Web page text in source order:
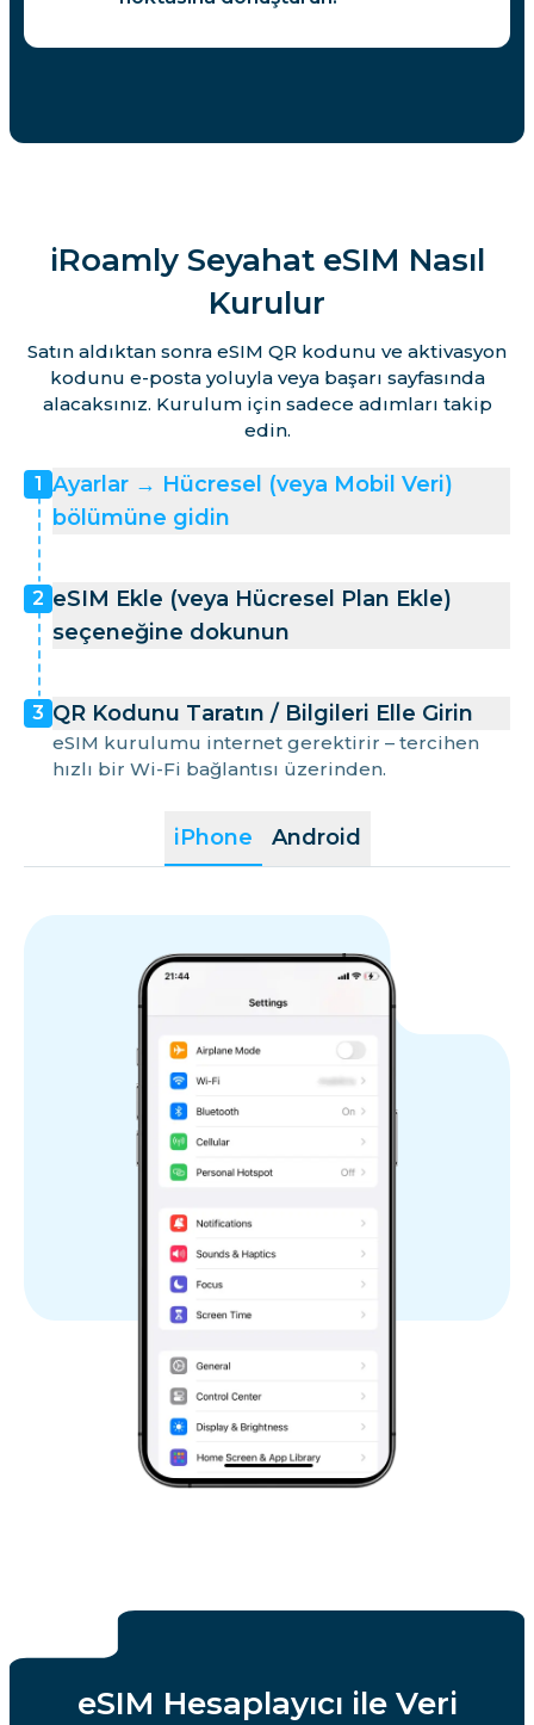
iRoamly Seyahat eSIM Nasıl
Kurulur
Satın aldıktan sonra eSIM QR kodunu ve aktivasyon
kodunu e-posta yoluyla veya başarı sayfasında
alacaksınız. Kurulum için sadece adımları takip
edin.
iPhone Android
1
Ayarlar → Hücresel (veya Mobil Veri)
bölümüne gidin
2 eSIM Ekle (veya Hücresel Plan Ekle)
seçeneğine dokunun
3 QR Kodunu Taratın / Bilgileri Elle Girin
eSIM kurulumu internet gerektirir – tercihen
hızlı bir Wi-Fi bağlantısı üzerinden.
eSIM Hesaplayıcı ile Veri